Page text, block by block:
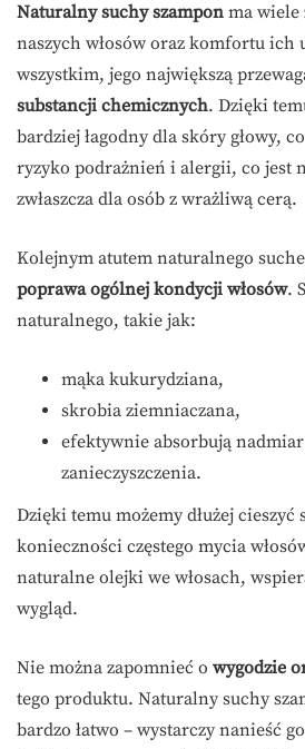
Naturalny suchy szampon ma wiele
naszych włosów oraz komfortu ich
wszystkim, jego największą
substancji chemicznych. Dzięki
bardziej łagodny dla skóry głowy,
ryzyko podrażnień i alergii, co jest
zwłaszcza dla osób z wrażliwą cerą.
Kolejnym atutem naturalnego
poprawa ogólnej kondycji włosów.
naturalnego, takie jak:
mąka kukurydziana,
skrobia ziemniaczana,
efektywnie absorbują
zanieczyszczenia.
Dzięki temu możemy dłużej cieszyć
konieczności częstego mycia
naturalne olejki we włosach,
wygląd.
Nie można zapomnieć o wygodzie
tego produktu. Naturalny suchy
bardzo łatwo – wystarczy nanieść